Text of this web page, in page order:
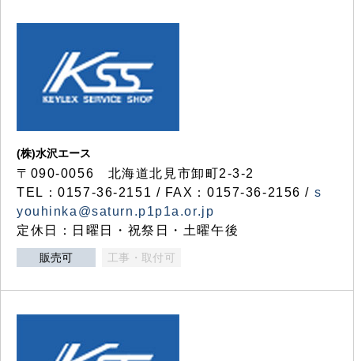
(株)水沢エース
〒090-0056 北海道北見市卸町2-3-2
TEL：0157-36-2151 / FAX：0157-36-2156 / s
youhinka@saturn.p1p1a.or.jp
定休日：日曜日・祝祭日・土曜午後
販売可 工事・取付可